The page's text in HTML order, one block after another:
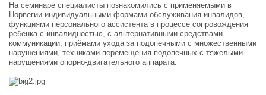
На семинаре специалисты познакомились с применяемыми в
Норвегии индивидуальными формами обслуживания инвалидов,
функциями персонального ассистента в процессе сопровождения
ребенка с инвалидностью, с альтернативными средствами
коммуникации, приёмами ухода за подопечными с множественными
нарушениями, техниками перемещения подопечных с тяжелыми
нарушениями опорно-двигательного аппарата.